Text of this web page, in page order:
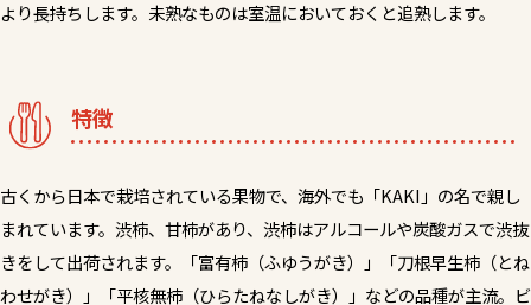
より長持ちします。未熟なものは室温においておくと追熟します。
特徴
古くから日本で栽培されている果物で、海外でも「KAKI」の名で親し
まれています。渋柿、甘柿があり、渋柿はアルコールや炭酸ガスで渋抜
きをして出荷されます。「富有柿（ふゆうがき）」「刀根早生柿（とね
わせがき）」「平核無柿（ひらたねなしがき）」などの品種が主流。ビ